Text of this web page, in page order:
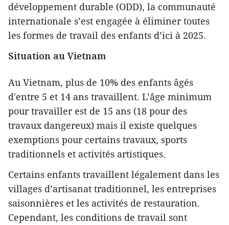
développement durable (ODD), la communauté
internationale s’est engagée à éliminer toutes
les formes de travail des enfants d’ici à 2025.
Situation au Vietnam
Au Vietnam, plus de 10% des enfants âgés
d'entre 5 et 14 ans travaillent. L’âge minimum
pour travailler est de 15 ans (18 pour des
travaux dangereux) mais il existe quelques
exemptions pour certains travaux, sports
traditionnels et activités artistiques.
Certains enfants travaillent légalement dans les
villages d’artisanat traditionnel, les entreprises
saisonnières et les activités de restauration.
Cependant, les conditions de travail sont